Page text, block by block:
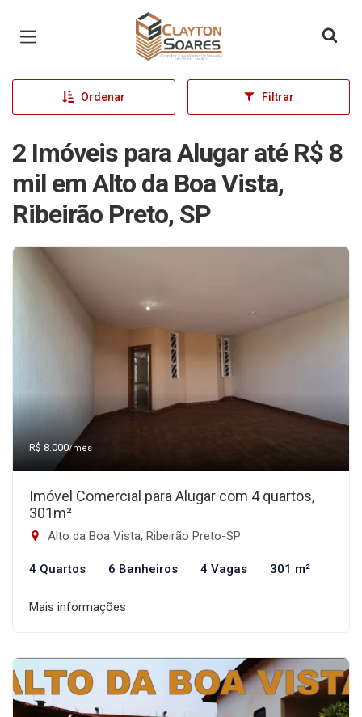
Página inicial
Ordenar Filtrar
2 Imóveis para Alugar até R$ 8
mil em Alto da Boa Vista,
Ribeirão Preto, SP
R$ 8.000/mês
Imóvel Comercial para Alugar com 4 quartos,
301m²
Alto da Boa Vista, Ribeirão Preto-SP
4 Quartos 6 Banheiros 4 Vagas 301 m²
Mais informações